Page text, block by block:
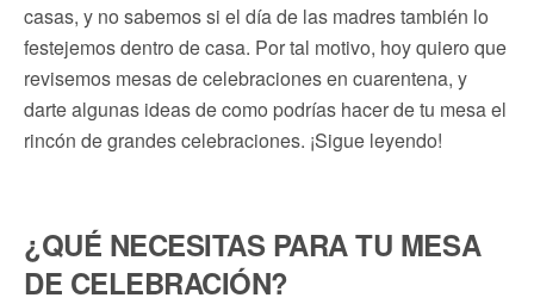
casas, y no sabemos si el día de las madres también lo
festejemos dentro de casa. Por tal motivo, hoy quiero que
revisemos mesas de celebraciones en cuarentena, y
darte algunas ideas de como podrías hacer de tu mesa el
rincón de grandes celebraciones. ¡Sigue leyendo!
¿QUÉ NECESITAS PARA TU MESA
DE CELEBRACIÓN?